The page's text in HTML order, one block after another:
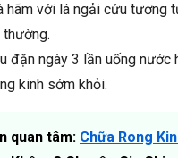
hãm với lá ngải cứu tương
thường.
đặn ngày 3 lần uống nước
kinh sớm khỏi.
quan tâm: Chữa Rong